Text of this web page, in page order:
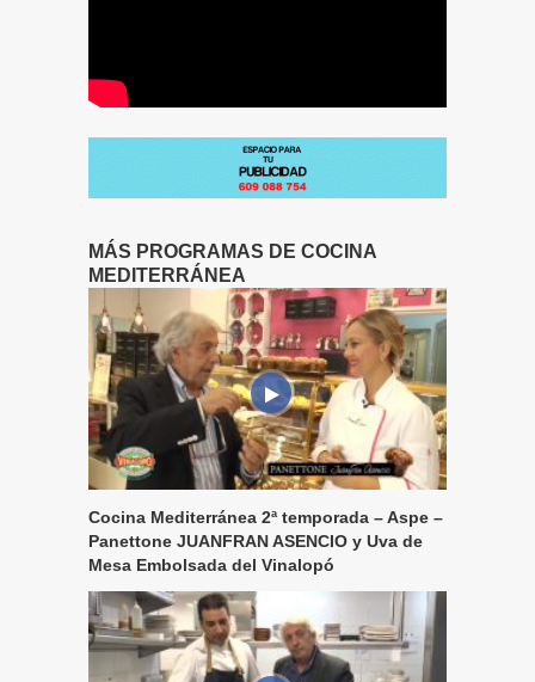
MÁS PROGRAMAS DE COCINA
MEDITERRÁNEA
Cocina Mediterránea 2ª temporada – Aspe –
Panettone JUANFRAN ASENCIO y Uva de
Mesa Embolsada del Vinalopó